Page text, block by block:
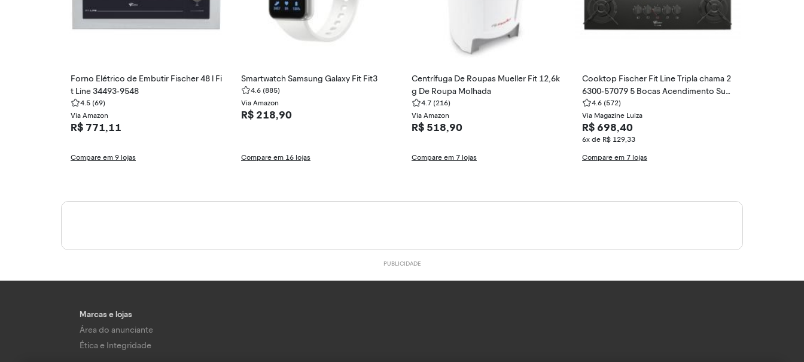
Forno Elétrico de Embutir Fischer 48 l Fi
t Line 34493-9548
4.5 (69)
Via Amazon
R$ 771,11
Compare em 9 lojas
Smartwatch Samsung Galaxy Fit Fit3
4.6 (885)
Via Amazon
R$ 218,90
Compare em 16 lojas
Centrífuga De Roupas Mueller Fit 12,6k
g De Roupa Molhada
4.7 (216)
Via Amazon
R$ 518,90
Compare em 7 lojas
Cooktop Fischer Fit Line Tripla chama 2
6300-57079 5 Bocas Acendimento Sup
erautomático
4.6 (572)
Via Magazine Luiza
R$ 698,40
6x de R$ 129,33
Compare em 7 lojas
Marcas e lojas
Área do anunciante
Ética e Integridade